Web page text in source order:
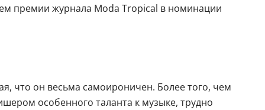
премии журнала Moda Tropical в номинации
что он весьма самоироничен. Более того, чем
особенного таланта к музыке, трудно